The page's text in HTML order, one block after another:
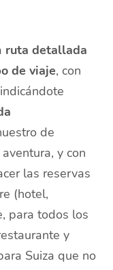
ruta detallada
de viaje, con
de
y con
las reservas
(hotel,
para todos los
y
Suiza que no